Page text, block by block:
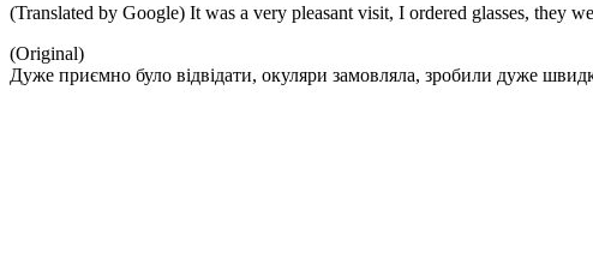
(Translated by Google) It was a very pleasant visit, I ordered glasses, they
(Original)
Дуже приємно було відвідати, окуляри замовляла, зробили дуже